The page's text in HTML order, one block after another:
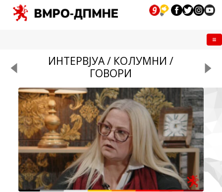
ИНТЕРВЈУА / КОЛУМНИ /
ГОВОРИ